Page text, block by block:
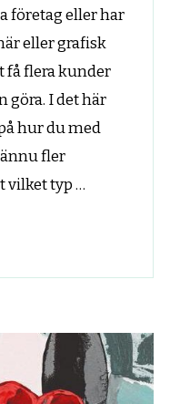
företag eller har
eller grafisk
få flera kunder
göra. I det här
hur du med
fler
vilket typ …